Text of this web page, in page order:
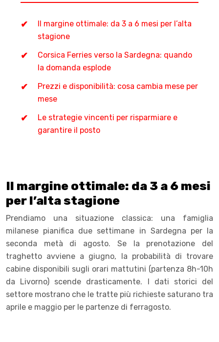
Il margine ottimale: da 3 a 6 mesi per l’alta
stagione
Corsica Ferries verso la Sardegna: quando
la domanda esplode
Prezzi e disponibilità: cosa cambia mese per
mese
Le strategie vincenti per risparmiare e
garantire il posto
Il margine ottimale: da 3 a 6 mesi
per l’alta stagione
Prendiamo una situazione classica: una famiglia
milanese pianifica due settimane in Sardegna per la
seconda metà di agosto. Se la prenotazione del
traghetto avviene a giugno, la probabilità di trovare
cabine disponibili sugli orari mattutini (partenza 8h-10h
da Livorno) scende drasticamente. I dati storici del
settore mostrano che le tratte più richieste saturano tra
aprile e maggio per le partenze di ferragosto.